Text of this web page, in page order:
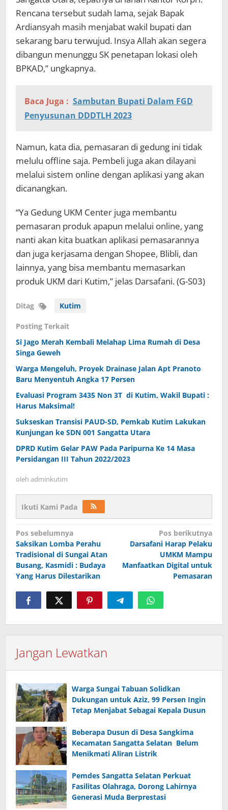
Rencana tersebut sudah lama, sejak Bapak
Ardiansyah masih menjabat wakil bupati dan
sekarang baru terwujud. Insya Allah akan segera
dibangun menunggu SK penetapan lokasi oleh
BPKAD,” ungkapnya.
Baca Juga : Sambutan Bupati Dalam FGD
Penyusunan DDDTLH 2023
Namun, kata dia, pemasaran di gedung ini tidak
melulu offline saja. Pembeli juga akan dilayani
melalui sistem online dengan aplikasi yang akan
dicanangkan.
“Ya Gedung UKM Center juga membantu
pemasaran produk apapun melalui online, yang
nanti akan kita buatkan aplikasi pemasarannya
dan juga kerjasama dengan Shopee, Blibli, dan
lainnya, yang bisa membantu memasarkan
produk UKM dari Kutim,” jelas Darsafani. (G-S03)
Ditag Kutim
Posting Terkait
Si Jago Merah Kembali Melahap Lima Rumah di Desa
Singa Geweh
Warga Mengeluh, Proyek Drainase Jalan Apt Pranoto
Baru Menyentuh Angka 17 Persen
Evaluasi Program 3435 Non 3T di Kutim, Wakil Bupati :
Harus Maksimal!
Sukseskan Transisi PAUD-SD, Pemkab Kutim Lakukan
Kunjungan ke SDN 001 Sangatta Utara
DPRD Kutim Gelar PAW Pada Paripurna Ke 14 Masa
Persidangan III Tahun 2022/2023
oleh adminkutim
Ikuti Kami Pada
Navigasi
pos
Pos sebelumnya
Saksikan Lomba Perahu
Tradisional di Sungai Atan
Busang, Kasmidi : Budaya
Yang Harus Dilestarikan
Pos berikutnya
Darsafani Harap Pelaku
UMKM Mampu
Manfaatkan Digital untuk
Pemasaran
Jangan Lewatkan
Warga Sungai Tabuan Solidkan
Dukungan untuk Aziz, 99 Persen Ingin
Tetap Menjabat Sebagai Kepala Dusun
Beberapa Dusun di Desa Sangkima
Kecamatan Sangatta Selatan Belum
Menikmati Aliran Listrik
Pemdes Sangatta Selatan Perkuat
Fasilitas Olahraga, Dorong Lahirnya
Generasi Muda Berprestasi